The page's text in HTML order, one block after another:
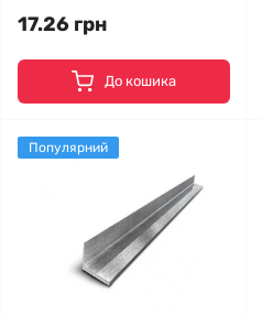
17.26 грн
До кошика
Популярний